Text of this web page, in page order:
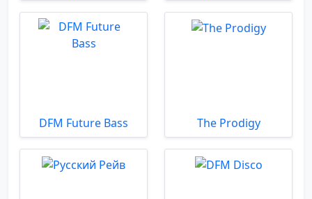
DFM Future Bass The Prodigy